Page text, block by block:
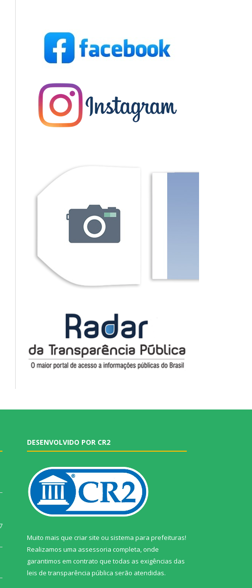
DESENVOLVIDO POR CR2
Muito mais que criar site ou sistema para prefeituras!
Realizamos uma assessoria completa, onde
garantimos em contrato que todas as exigências das
leis de transparência pública serão atendidas.